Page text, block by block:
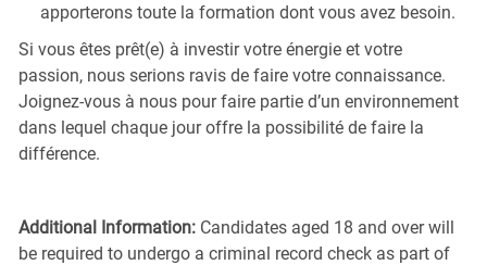
apporterons toute la formation dont vous avez besoin.
Si vous êtes prêt(e) à investir votre énergie et votre
passion, nous serions ravis de faire votre connaissance.
Joignez-vous à nous pour faire partie d’un environnement
dans lequel chaque jour offre la possibilité de faire la
différence.
Additional Information:Candidates aged 18 and over will
be required to undergo a criminal record check as part of